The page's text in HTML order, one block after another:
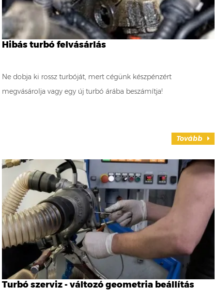
Hibás turbó felvásárlás
Ne dobja ki rossz turbóját, mert cégünk készpénzért
megvásárolja vagy egy új turbó árába beszámítja!
Tovább
Turbó szerviz - változó geometria beállítás